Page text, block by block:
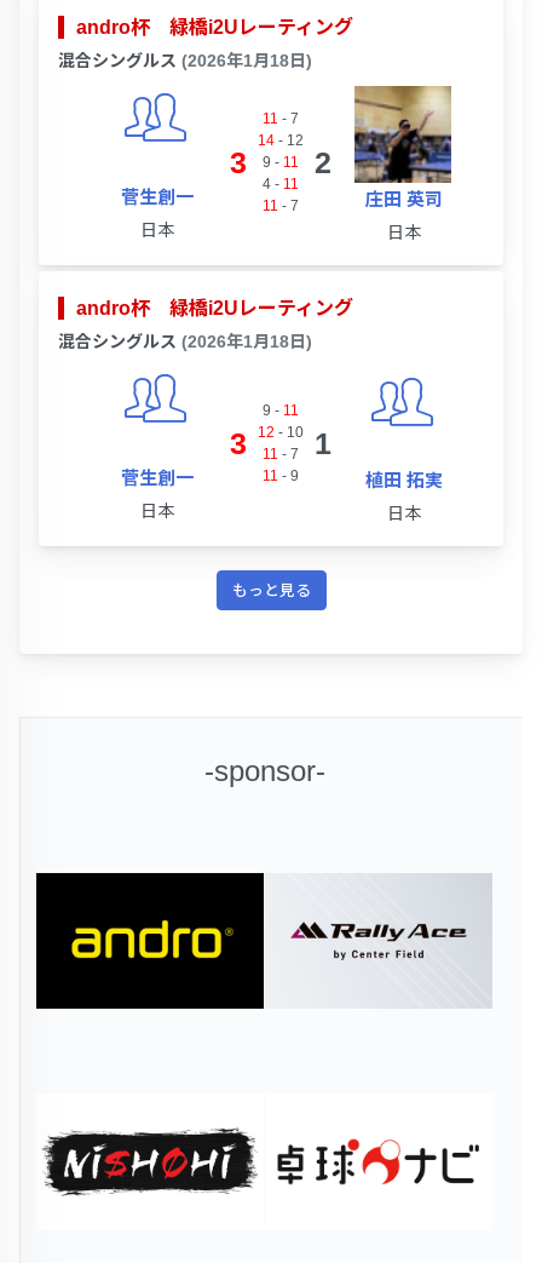
andro杯 緑橋i2Uレーティング
混合シングルス (2026年1月18日)
菅生創一
日本
3
11 - 7
14- 12
9 - 11
4- 11
11 - 7
2
庄田 英司
日本
andro杯 緑橋i2Uレーティング
混合シングルス (2026年1月18日)
菅生創一
日本
3
9 - 11
12 - 10
11 - 7
11 - 9
1
植田 拓実
日本
もっと見る
-sponsor-